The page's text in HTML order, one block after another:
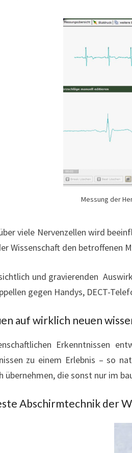
Messung der
viele Nervenzellen wird
Wissenschaft den betroffenen
und gravierenden
gegen Handys, DECT-
auf wirklich neuen
Erkenntnissen
zu einem Erlebnis – so
übernehmen, die sonst nur im
Abschirmtechnik der